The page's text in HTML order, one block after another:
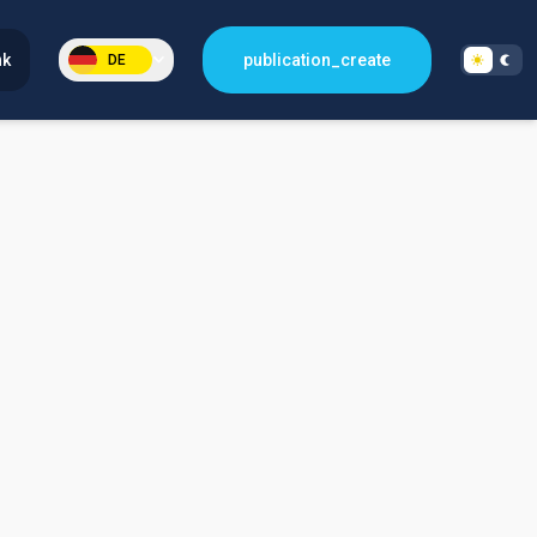
DE publication_create